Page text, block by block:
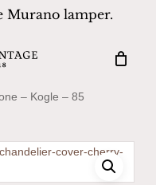
Murano lamper.
– Kogle – 85